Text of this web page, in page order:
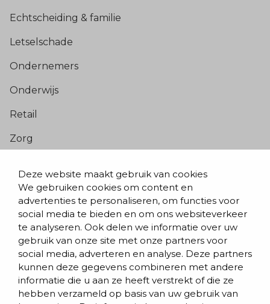
Deze website maakt gebruik van cookies
We gebruiken cookies om content en
advertenties te personaliseren, om functies voor
social media te bieden en om ons websiteverkeer
te analyseren. Ook delen we informatie over uw
gebruik van onze site met onze partners voor
social media, adverteren en analyse. Deze partners
kunnen deze gegevens combineren met andere
informatie die u aan ze heeft verstrekt of die ze
hebben verzameld op basis van uw gebruik van
Echtscheiding & familie
Letselschade
Ondernemers
Onderwijs
Retail
Zorg
Blogs & nieuws
Contact
Evenementen
Team
Werken bij BVD